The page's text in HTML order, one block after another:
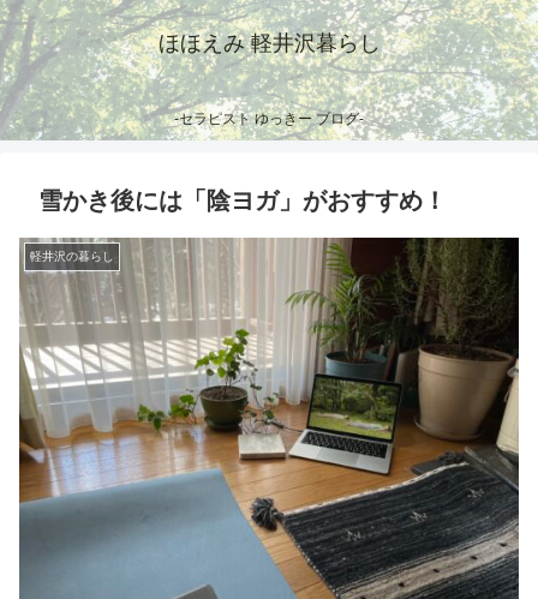
ほほえみ 軽井沢暮らし
-セラピスト ゆっきー ブログ-
雪かき後には「陰ヨガ」がおすすめ！
軽井沢の暮らし